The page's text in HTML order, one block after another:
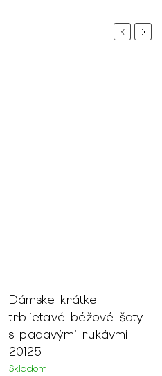
Previous
Dámske krátke
trblietavé béžové šaty
s padavými rukávmi
20125
Skladom
Next